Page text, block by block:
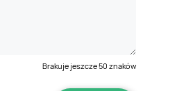
Brakuje jeszcze50 znaków